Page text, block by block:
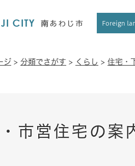
Foreign
ジ > 分類でさがす > くらし > 住宅・
市営住宅の案